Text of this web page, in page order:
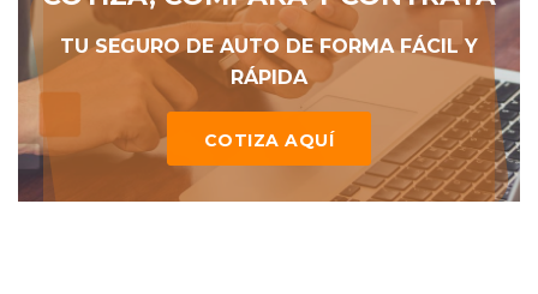
TU SEGURO DE AUTO DE FORMA FÁCIL Y
RÁPIDA
COTIZA AQUÍ